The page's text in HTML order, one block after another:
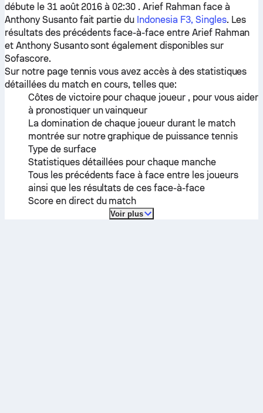
débute le 31 août 2016 à 02:30 .Arief Rahmanface à
Anthony Susantofait partie du Indonesia F3, Singles. Les
résultats des précédents face-à-face entre Arief Rahman
et Anthony Susantosont également disponibles sur
Sofascore.
Sur notre page tennis vous avez accès à des statistiques
détaillées du match en cours, telles que:
Côtes de victoire pour chaque joueur , pour vous aider
à pronostiquer un vainqueur
La domination de chaque joueur durant le match
montrée sur notre graphique de puissance tennis
Type de surface
Statistiques détaillées pour chaque manche
Tous les précédents face à face entre les joueurs
ainsi que les résultats de ces face-à-face
Score en direct du match
Voir plus